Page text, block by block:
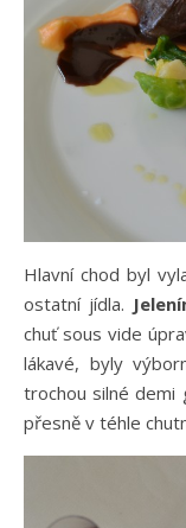
Hlavní chod byl
ostatní jídla.
chuť sous vide
lákavé, byly
trochou silné demi
přesně v téhle